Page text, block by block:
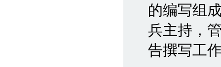
的编写组
兵主持，
告撰写工